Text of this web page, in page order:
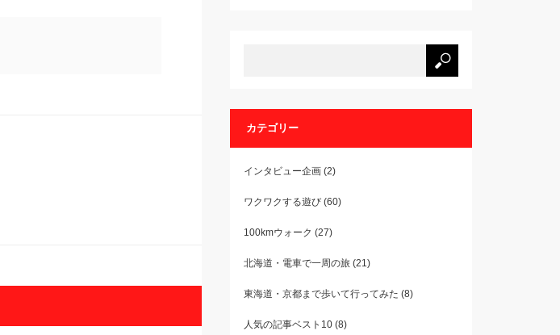
カテゴリー
インタビュー企画(2)
ワクワクする遊び(60)
100kmウォーク (27)
北海道・電車で一周の旅 (21)
東海道・京都まで歩いて行ってみた (8)
人気の記事ベスト10(8)